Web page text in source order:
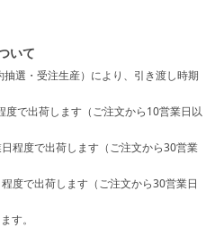
いて
選・受注生産）により、引き渡し時期
度で出荷します（ご注文から10営業日以
程度で出荷します（ご注文から30営業
度で出荷します（ご注文から30営業日
す。